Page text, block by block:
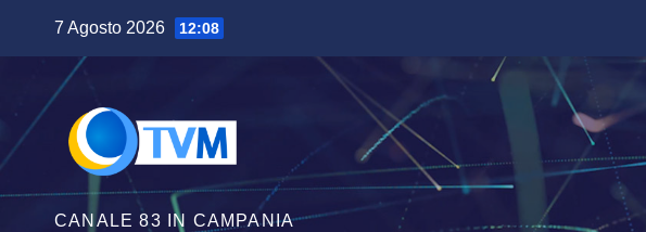
contenuto
7 Agosto 2026 12:08
CANALE 83 IN CAMPANIA